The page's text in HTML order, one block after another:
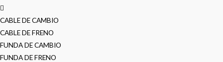
CABLE DE CAMBIO
CABLE DE FRENO
FUNDA DE CAMBIO
FUNDA DE FRENO